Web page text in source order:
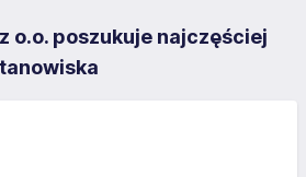
z o.o. poszukuje najczęściej